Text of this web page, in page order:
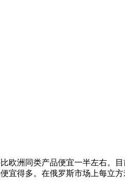
欧洲同类产品便宜一半左右。
得多。在俄罗斯市场上每立方